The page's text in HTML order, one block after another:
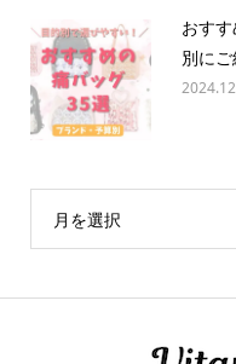
おす
別に
月を選択